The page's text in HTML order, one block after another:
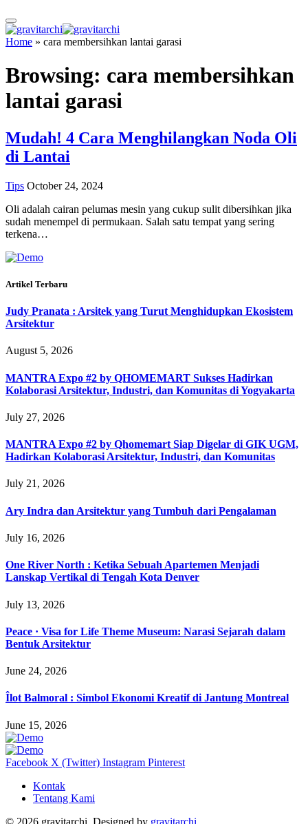
Home » cara membersihkan lantai garasi
Browsing: cara membersihkan
lantai garasi
Mudah! 4 Cara Menghilangkan Noda Oli
di Lantai
Tips October 24, 2024
Oli adalah cairan pelumas mesin yang cukup sulit dibersihkan jika
sudah menempel di permukaan. Salah satu tempat yang sering
terkena…
Artikel Terbaru
Judy Pranata : Arsitek yang Turut Menghidupkan Ekosistem
Arsitektur
August 5, 2026
MANTRA Expo #2 by QHOMEMART Sukses Hadirkan
Kolaborasi Arsitektur, Industri, dan Komunitas di Yogyakarta
July 27, 2026
MANTRA Expo #2 by Qhomemart Siap Digelar di GIK UGM,
Hadirkan Kolaborasi Arsitektur, Industri, dan Komunitas
July 21, 2026
Ary Indra dan Arsitektur yang Tumbuh dari Pengalaman
July 16, 2026
One River North : Ketika Sebuah Apartemen Menjadi
Lanskap Vertikal di Tengah Kota Denver
July 13, 2026
Peace · Visa for Life Theme Museum: Narasi Sejarah dalam
Bentuk Arsitektur
June 24, 2026
Îlot Balmoral : Simbol Ekonomi Kreatif di Jantung Montreal
June 15, 2026
Facebook X (Twitter) Instagram Pinterest
Kontak
Tentang Kami
© 2026 gravitarchi, Designed by gravitarchi